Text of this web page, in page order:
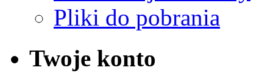
Pliki do pobrania
Twoje konto